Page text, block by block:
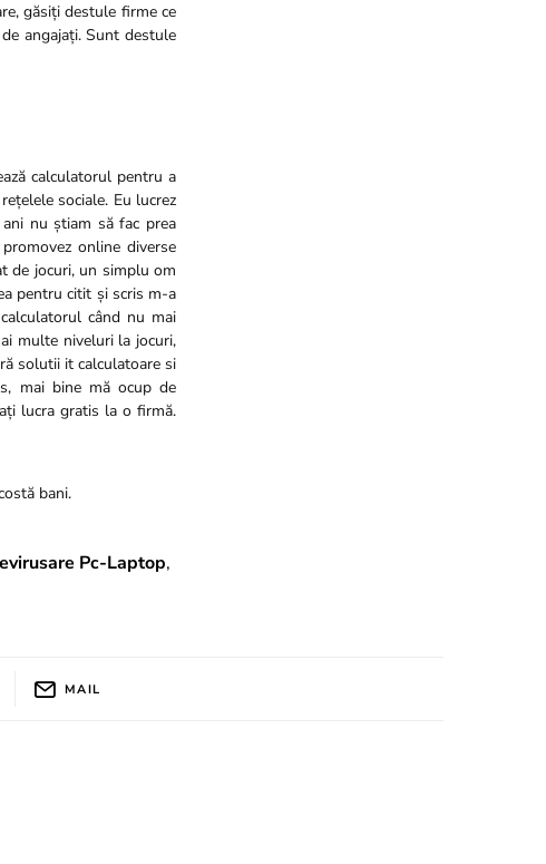
găsiți destule firme ce
angajați. Sunt destule
calculatorul pentru a
sociale. Eu lucrez
nu știam să fac prea
online diverse
de jocuri, un simplu om
pentru citit și scris m-a
când nu mai
multe niveluri la jocuri,
solutii it calculatoare si
mai bine mă ocup de
lucra gratis la o firmă.
bani.
Pc-Laptop,
MAIL